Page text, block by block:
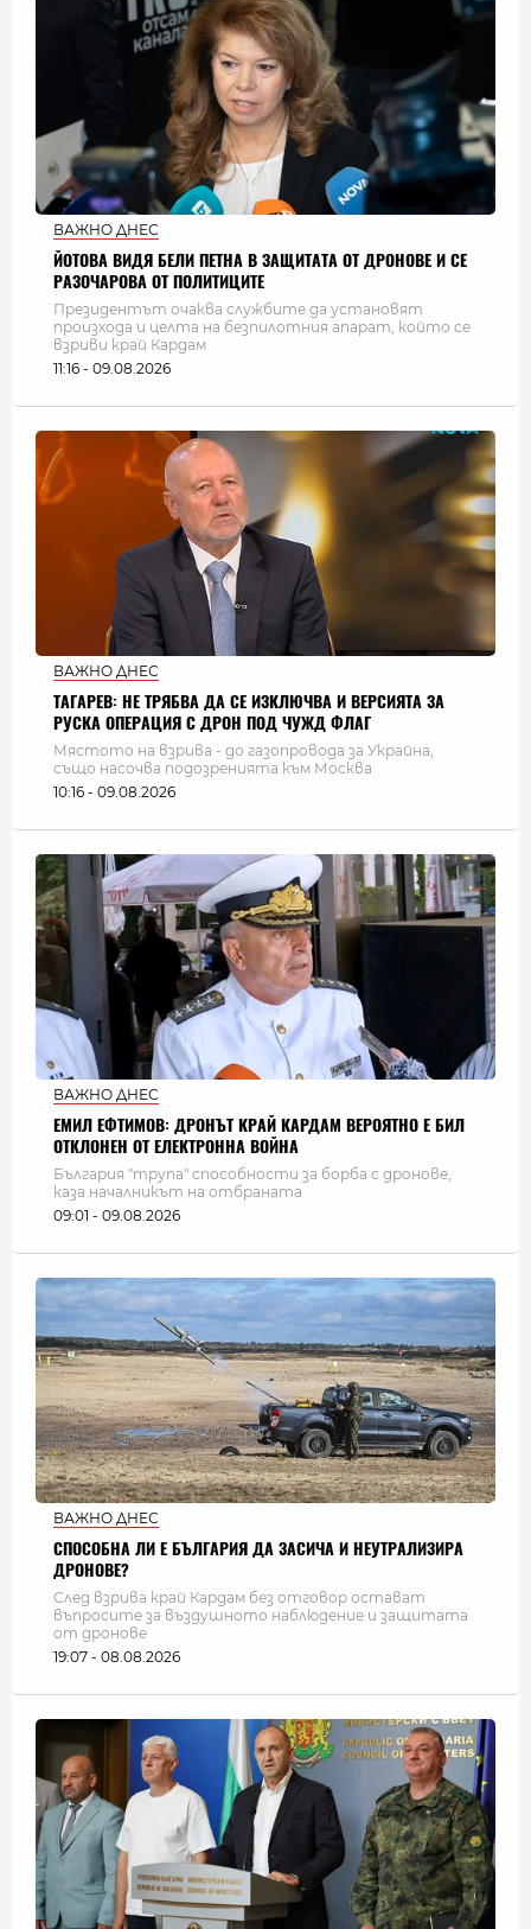
ВАЖНО ДНЕС
ЙОТОВА ВИДЯ БЕЛИ ПЕТНА В ЗАЩИТАТА ОТ ДРОНОВЕ И СЕ
РАЗОЧАРОВА ОТ ПОЛИТИЦИТЕ
Президентът очаква службите да установят
произхода и целта на безпилотния апарат, който се
взриви край Кардам
11:16 - 09.08.2026
ВАЖНО ДНЕС
ТАГАРЕВ: НЕ ТРЯБВА ДА СЕ ИЗКЛЮЧВА И ВЕРСИЯТА ЗА
РУСКА ОПЕРАЦИЯ С ДРОН ПОД ЧУЖД ФЛАГ
Мястото на взрива - до газопровода за Украйна,
също насочва подозренията към Москва
10:16 - 09.08.2026
ВАЖНО ДНЕС
ЕМИЛ ЕФТИМОВ: ДРОНЪТ КРАЙ КАРДАМ ВЕРОЯТНО Е БИЛ
ОТКЛОНЕН ОТ ЕЛЕКТРОННА ВОЙНА
България "трупа" способности за борба с дронове,
каза началникът на отбраната
09:01 - 09.08.2026
ВАЖНО ДНЕС
СПОСОБНА ЛИ Е БЪЛГАРИЯ ДА ЗАСИЧА И НЕУТРАЛИЗИРА
ДРОНОВЕ?
След взрива край Кардам без отговор остават
въпросите за въздушното наблюдение и защитата
от дронове
19:07 - 08.08.2026